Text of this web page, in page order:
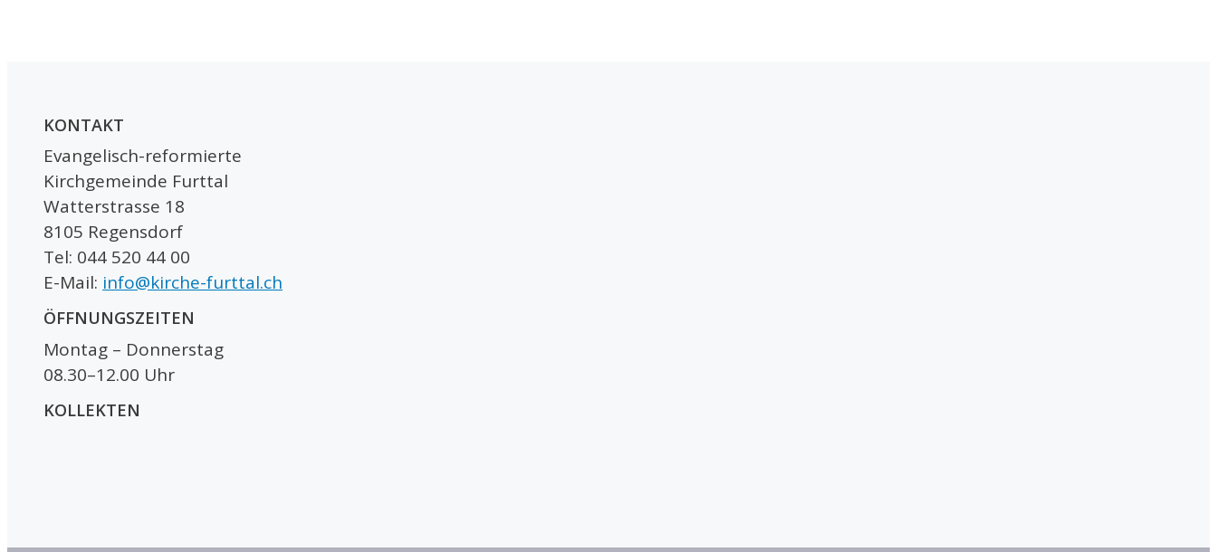
KONTAKT
Evangelisch-reformierte
Kirchgemeinde Furttal
Watterstrasse 18
8105 Regensdorf
Tel: 044 520 44 00
E-Mail: info@kirche-furttal.ch
ÖFFNUNGSZEITEN
Montag – Donnerstag
08.30–12.00 Uhr
KOLLEKTEN